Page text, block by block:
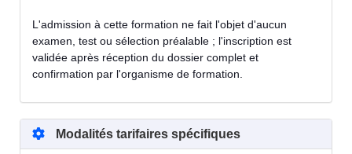
L'admission à cette formation ne fait l'objet d'aucun
examen, test ou sélection préalable ; l'inscription est
validée après réception du dossier complet et
confirmation par l'organisme de formation.
Modalités tarifaires spécifiques